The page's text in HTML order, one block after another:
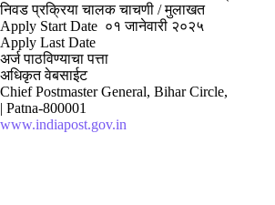
निवड प्रक्रिया चालक चाचणी / मुलाखत
Apply Start Date ०१ जानेवारी २०२५
Apply Last Date
अर्ज पाठविण्याचा पत्ता
अधिकृत वेबसाईट
Chief Postmaster General, Bihar Circle,
| Patna-800001
www.indiapost.gov.in